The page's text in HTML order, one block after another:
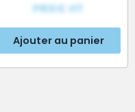
PRIX€ HT
Ajouter au panier